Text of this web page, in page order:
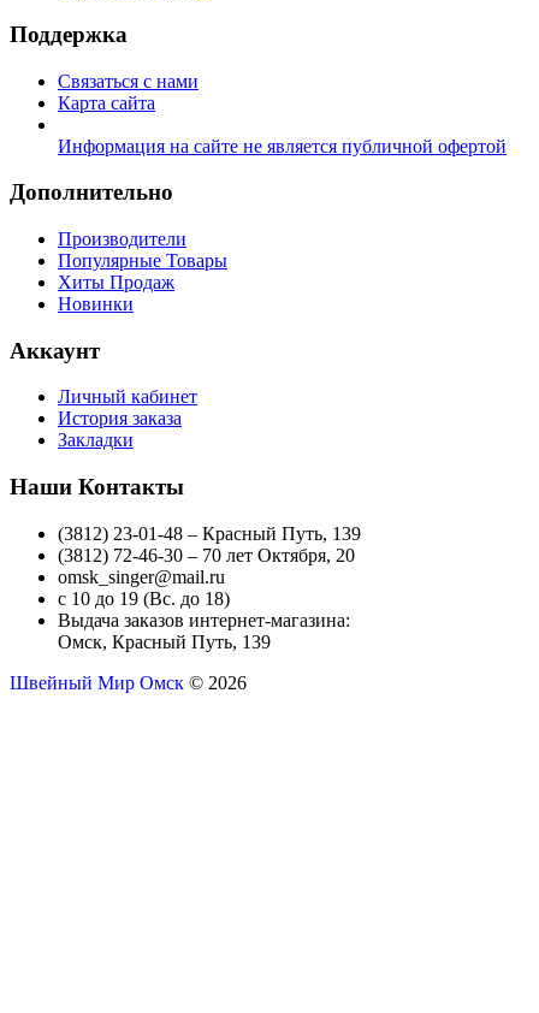
Поддержка
Связаться с нами
Карта сайта
Информация на сайте не является публичной офертой
Дополнительно
Производители
Популярные Товары
Хиты Продаж
Новинки
Аккаунт
Личный кабинет
История заказа
Закладки
Наши Контакты
(3812) 23-01-48 – Красный Путь, 139
(3812) 72-46-30 – 70 лет Октября, 20
omsk_singer@mail.ru
с 10 до 19 (Вс. до 18)
Выдача заказов интернет-магазина:
Омск, Красный Путь, 139
Швейный Мир Омск © 2026